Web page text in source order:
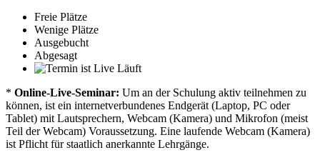
Freie Plätze
Wenige Plätze
Ausgebucht
Abgesagt
Läuft
* Online-Live-Seminar: Um an der Schulung aktiv teilnehmen zu
können, ist ein internetverbundenes Endgerät (Laptop, PC oder
Tablet) mit Lautsprechern, Webcam (Kamera) und Mikrofon (meist
Teil der Webcam) Voraussetzung. Eine laufende Webcam (Kamera)
ist Pflicht für staatlich anerkannte Lehrgänge.